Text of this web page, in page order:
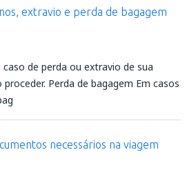
extravio e perda de bagagem
de perda ou extravio de sua
Perda de bagagem Em casos
necessários na viagem